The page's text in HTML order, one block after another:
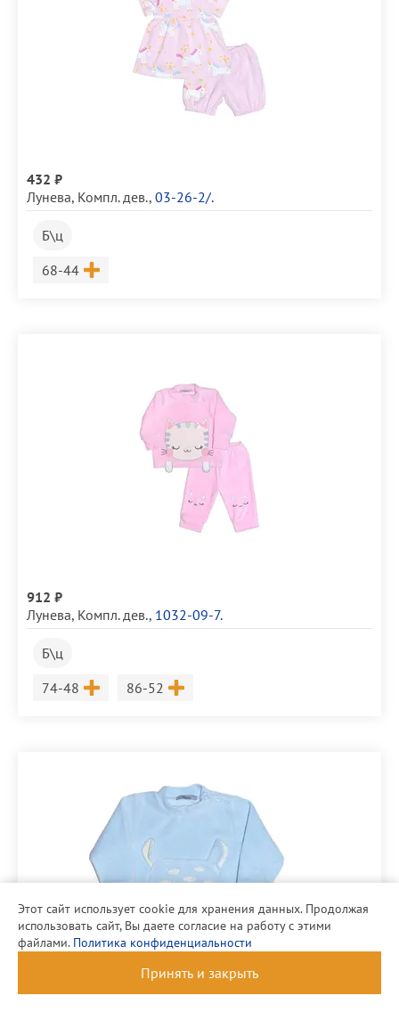
432 ₽
Лунева, Компл. дев., 03-26-2/.
Б\ц
Размер
68-44
912 ₽
Лунева, Компл. дев., 1032-09-7.
Б\ц
Размер
74-48 Размер
86-52
Этот сайт использует cookie для хранения данных. Продолжая
использовать сайт, Вы даете согласие на работу с этими
файлами. Политика конфиденциальности
Принять и закрыть